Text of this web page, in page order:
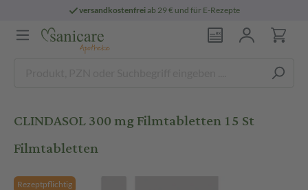
versandkostenfreiab 29 € und für E-Rezepte
CLINDASOL 300 mg Filmtabletten 15 St
Filmtabletten
Rezeptpflichtig